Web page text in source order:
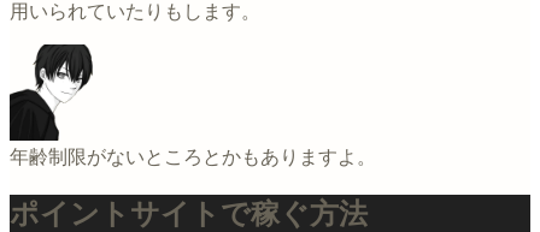
用いられていたりもします。
年齢制限がないところとかもありますよ。
ポイントサイトで稼ぐ方法